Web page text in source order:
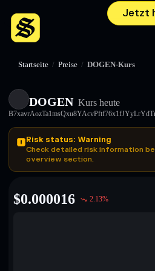
Jetzt
Startseite / Preise / DOGEN-Kurs
DOGEN Kurs heute
Risk status: Warning
Check detailed risk information
overview section.
$0.000016 2.13%